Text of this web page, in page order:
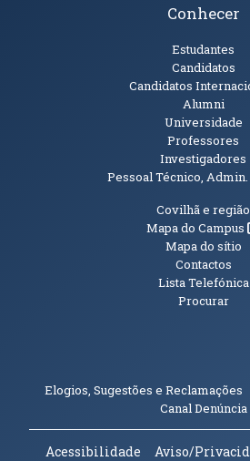
Conhecer
Estudantes
Candidatos
Candidatos
Alumni
Universidade
Professores
Investigadores
Pessoal Técnico, Admin.
InformaçõesCovilhã e região
Mapa do Campus
Mapa do sítio
Contactos
Lista Telefónica
Procurar
Elogios, Sugestões e Reclamações
Canal Denúncia
Acessibilidade Aviso/